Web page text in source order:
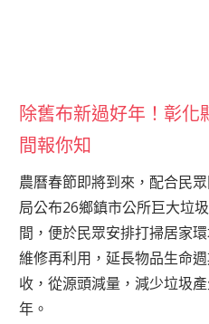
除舊布新過好年！彰
間報你知
農曆春節即將到來，配合民
局公布26鄉鎮市公所巨大垃
間，便於民眾安排打掃居家
維修再利用，延長物品生命
收，從源頭減量，減少垃圾
年。